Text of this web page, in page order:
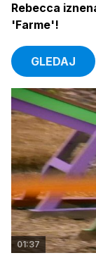
Rebecca
'Farme'!
GLEDAJ
01:37